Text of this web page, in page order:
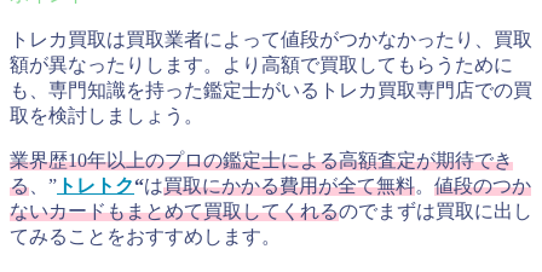
トレカ買取は買取業者によって値段がつかなかったり、買取
額が異なったりします。より高額で買取してもらうために
も、専門知識を持った鑑定士がいるトレカ買取専門店での買
取を検討しましょう。
業界歴10年以上のプロの鑑定士による高額査定が期待でき
る、” トレトク“は買取にかかる費用が全て無料。 値段のつか
ないカードもまとめて買取してくれるのでまずは買取に出し
てみることをおすすめします。